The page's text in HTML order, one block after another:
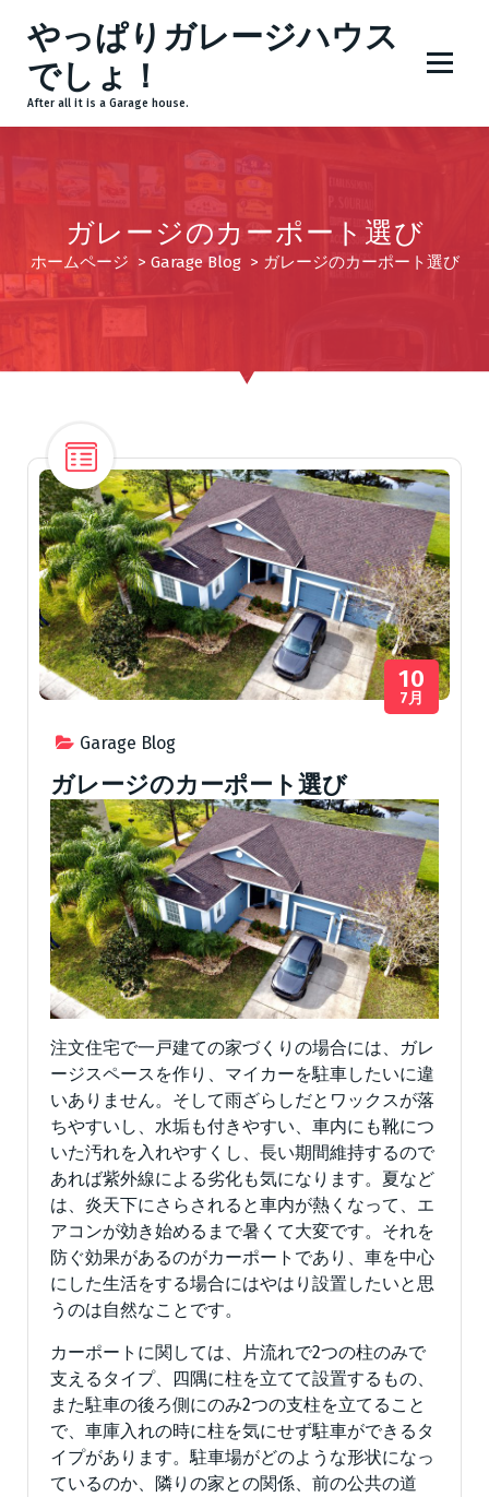
やっぱりガレージハウス
でしょ！
After all it is a Garage house.
ガレージのカーポート選び
ホームページ > Garage Blog> ガレージのカーポート選び
Garage Blog
10
7月
ガレージのカーポート選び
注文住宅で一戸建ての家づくりの場合には、ガレ
ージスペースを作り、マイカーを駐車したいに違
いありません。そして雨ざらしだとワックスが落
ちやすいし、水垢も付きやすい、車内にも靴につ
いた汚れを入れやすくし、長い期間維持するので
あれば紫外線による劣化も気になります。夏など
は、炎天下にさらされると車内が熱くなって、エ
アコンが効き始めるまで暑くて大変です。それを
防ぐ効果があるのがカーポートであり、車を中心
にした生活をする場合にはやはり設置したいと思
うのは自然なことです。
カーポートに関しては、片流れで2つの柱のみで
支えるタイプ、四隅に柱を立てて設置するもの、
また駐車の後ろ側にのみ2つの支柱を立てること
で、車庫入れの時に柱を気にせず駐車ができるタ
イプがあります。駐車場がどのような形状になっ
ているのか、隣りの家との関係、前の公共の道